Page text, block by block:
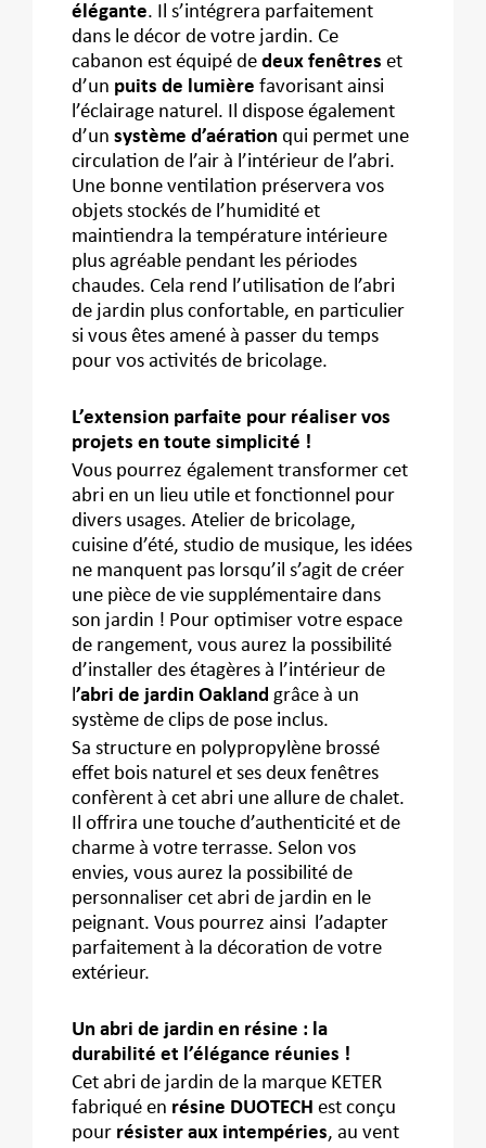
élégante. Il s’intégrera parfaitement
dans le décor de votre jardin. Ce
cabanon est équipé dedeux fenêtres et
d’un puits de lumière favorisant ainsi
l’éclairage naturel. Il dispose également
d’unsystème d’aération qui permet une
circulation de l’air à l’intérieur de l’abri.
Une bonne ventilation préservera vos
objets stockés de l’humidité et
maintiendra la température intérieure
plus agréable pendant les périodes
chaudes. Cela rend l’utilisation de l’abri
de jardin plus confortable, en particulier
si vous êtes amené à passer du temps
pour vos activités de bricolage.
L’extension parfaite pour réaliser vos
projets en toute simplicité !
Vous pourrez également transformer cet
abri en un lieu utile et fonctionnel pour
divers usages. Atelier de bricolage,
cuisine d’été, studio de musique, les idées
ne manquent pas lorsqu’il s’agit de créer
une pièce de vie supplémentaire dans
son jardin ! Pour optimiser votre espace
de rangement, vous aurez la possibilité
d’installer des étagères à l’intérieur de
l’abri de jardin Oakland grâce à un
système de clips de pose inclus.
Sa structure en polypropylène brossé
effet bois naturel et ses deux fenêtres
confèrent à cet abri une allure de chalet.
Il offrira une touche d’authenticité et de
charme à votre terrasse. Selon vos
envies, vous aurez la possibilité de
personnaliser cet abri de jardin en le
peignant. Vous pourrez ainsi l’adapter
parfaitement à la décoration de votre
extérieur.
Un abri de jardin en résine : la
durabilité et l’élégance réunies !
Cet abri de jardin de la marque KETER
fabriqué en résine DUOTECH est conçu
pour résister aux intempéries, au vent